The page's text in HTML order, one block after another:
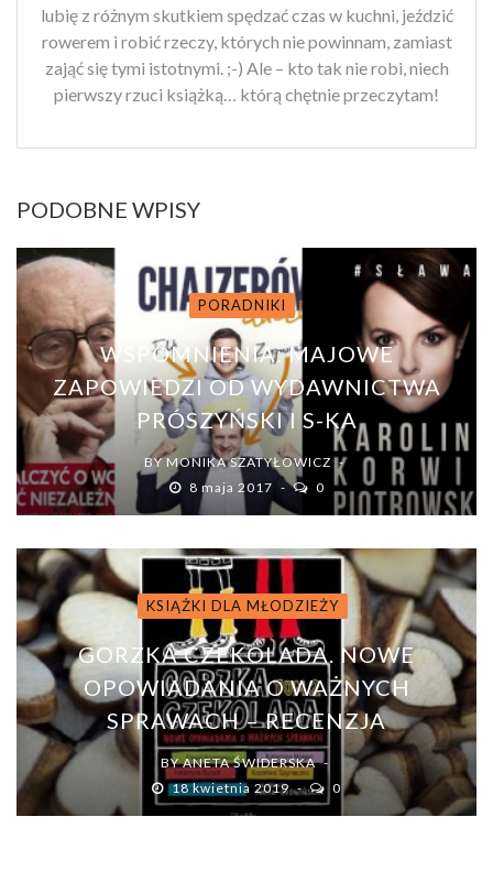
lubię z różnym skutkiem spędzać czas w kuchni, jeździć
rowerem i robić rzeczy, których nie powinnam, zamiast
zająć się tymi istotnymi. ;-) Ale – kto tak nie robi, niech
pierwszy rzuci książką… którą chętnie przeczytam!
PODOBNE WPISY
PORADNIKI
WSPOMNIENIA: MAJOWE
ZAPOWIEDZI OD WYDAWNICTWA
PRÓSZYŃSKI I S-KA
BYMONIKA SZATYŁOWICZ
8 maja 2017
0
KSIĄŻKI DLA MŁODZIEŻY
GORZKA CZEKOLADA. NOWE
OPOWIADANIA O WAŻNYCH
SPRAWACH – RECENZJA
BYANETA ŚWIDERSKA
18 kwietnia 2019
0